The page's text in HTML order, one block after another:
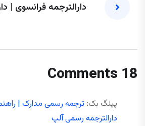
دارالترجمه فرانسوی |
18 Comments
پینگ بک: ترجمه رسمی مدارک |
دارالترجمه رسمی آلپ